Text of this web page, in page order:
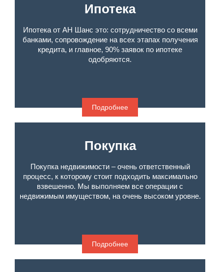
Ипотека
Ипотека от АН Шанс это: сотрудничество со всеми
банками, сопровождение на всех этапах получения
кредита, и главное, 90% заявок по ипотеке
одобряются.
Подробнее
Покупка
Покупка недвижимости – очень ответственный
процесс, к которому стоит подходить максимально
взвешенно. Мы выполняем все операции с
недвижимым имуществом, на очень высоком уровне.
Подробнее